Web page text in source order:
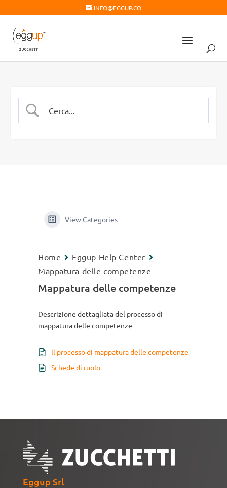
INFO@EGGUP.CO
View Categories
Home
Eggup Help Center
Mappatura delle competenze
Mappatura delle competenze
Descrizione dettagliata del processo di
mappatura delle competenze
Il processo di mappatura delle competenze
Schede di ruolo
Eggup Srl